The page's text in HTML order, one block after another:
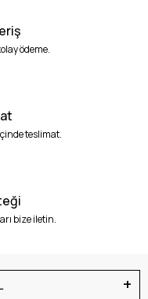
ödeme.
teslimat.
bize iletin.